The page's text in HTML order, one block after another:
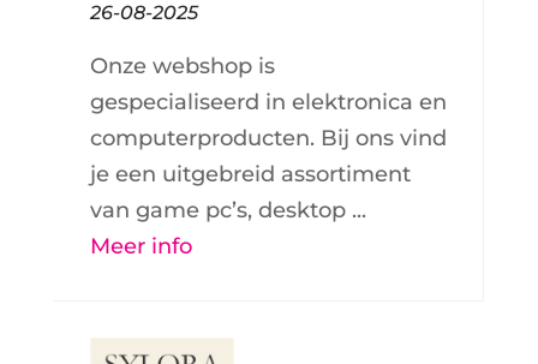
26-08-2025
Onze webshop is
gespecialiseerd in elektronica en
computerproducten. Bij ons vind
je een uitgebreid assortiment
van game pc’s, desktop ...
Meer info